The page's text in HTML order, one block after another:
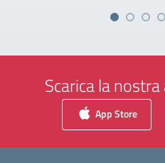
Scarica la
App Store